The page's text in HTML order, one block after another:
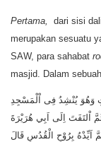
Pertama, dari sisi
merupakan sesuatu
SAW, para sahabat
masjid. Dalam
وَهُوَ يُنْشِدُ فِى اْلْمَسْجِدِ
اْلتَفَتَ اِلَى اَبِي هُرَيْرَةَ
بِرُوْحِ الْقُدُسِ قَالَ